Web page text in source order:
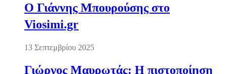
Ο Γιάννης Μπουρούσης στο
Viosimi.gr
13 Σεπτεμβρίου 2025
Γιώργος Μαυρωτάς: Η πιστοποίηση